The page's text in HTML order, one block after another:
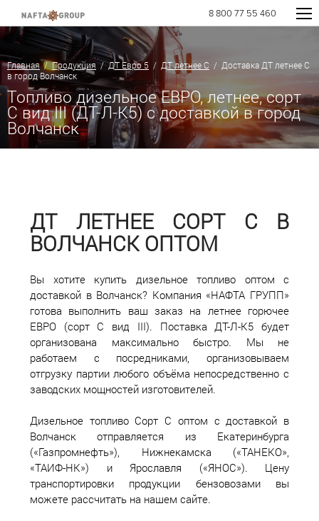
8 800 77 55 460
Главная/Продукция/ДТ Евро 5 / ДТ летнее C / Доставка ДТ летнее C
в город Волчанск
Топливо дизельное ЕВРО, летнее, сорт
С вид III (ДТ-Л-К5) с доставкой в город
Волчанск
ДТ ЛЕТНЕЕ СОРТ С В
ВОЛЧАНСК ОПТОМ
Вы хотите купить дизельное топливо оптом с
доставкой в Волчанск? Компания «НАФТА ГРУПП»
готова выполнить ваш заказ на летнее горючее
ЕВРО (сорт С вид III). Поставка ДТ-Л-К5 будет
организована максимально быстро. Мы не
работаем с посредниками, организовываем
отгрузку партии любого объёма непосредственно с
заводских мощностей изготовителей.
Дизельное топливо Сорт С оптом с доставкой в
Волчанск отправляется из Екатеринбурга
(«Газпромнефть»), Нижнекамска («ТАНЕКО»,
«ТАИФ-НК») и Ярославля («ЯНОС»). Цену
транспортировки продукции бензовозами вы
можете рассчитать на нашем сайте.